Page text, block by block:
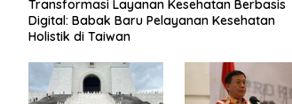
Transformasi Layanan Kesehatan Berbasis
Digital: Babak Baru Pelayanan Kesehatan
Holistik di Taiwan